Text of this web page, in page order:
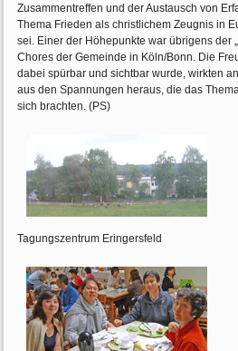
Zusammentreffen und der Austausch von
Thema Frieden als christlichem Zeugnis in
sei. Einer der Höhepunkte war übrigens der
Chores der Gemeinde in Köln/Bonn. Die
dabei spürbar und sichtbar wurde, wirkten
aus den Spannungen heraus, die das
sich brachten. (PS)
Tagungszentrum Eringersfeld